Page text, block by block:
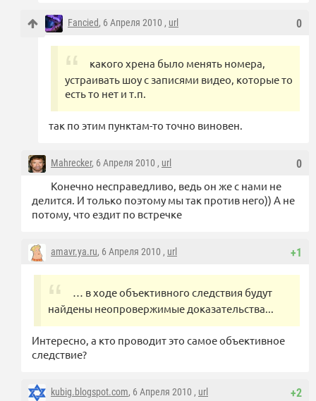
0
Fancied, 6 Апреля 2010 , url
какого хрена было менять номера,
устраивать шоу с записями видео, которые то
есть то нет и т.п.
так по этим пунктам-то точно виновен.
0
Mahrecker, 6 Апреля 2010 , url
Конечно несправедливо, ведь он же с нами не
делится. И только поэтому мы так против него)) А не
потому, что ездит по встречке
+1
amavr.ya.ru, 6 Апреля 2010 , url
… в ходе объективного следствия будут
найдены неопровержимые доказательства...
Интересно, а кто проводит это самое объективное
следствие?
+2
kubig.blogspot.com, 6 Апреля 2010 , url